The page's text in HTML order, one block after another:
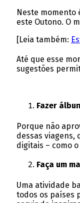
Neste momento
este Outono. O
[Leia também:
Até que esse
sugestões
Fazer
Porque não
dessas viagens,
digitais – como
Faça um
Uma atividade
todos os países